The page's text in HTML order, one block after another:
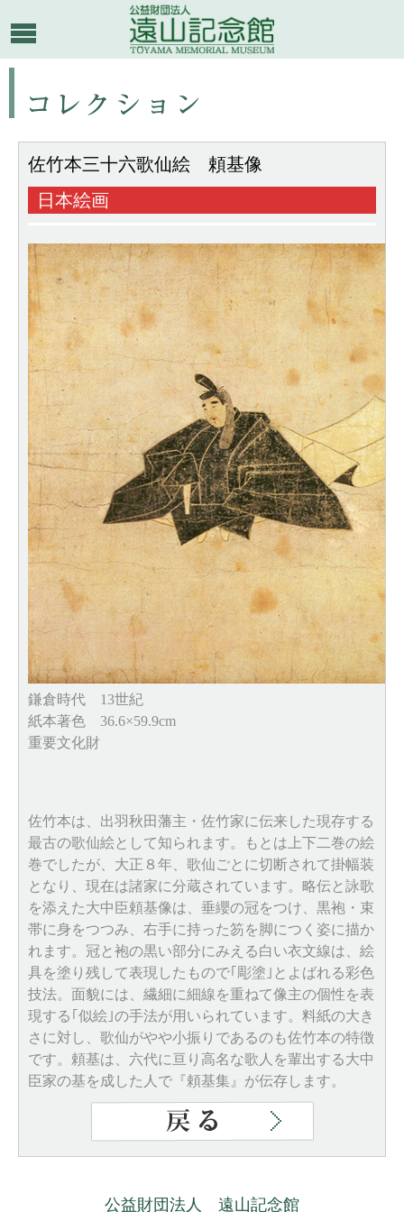
佐竹本三十六歌仙絵 頼基像
日本絵画
鎌倉時代 13世紀
紙本著色 36.6×59.9cm
重要文化財
佐竹本は、出羽秋田藩主・佐竹家に伝来した現存する
最古の歌仙絵として知られます。もとは上下二巻の絵
巻でしたが、大正８年、歌仙ごとに切断されて掛幅装
となり、現在は諸家に分蔵されています。略伝と詠歌
を添えた大中臣頼基像は、垂纓の冠をつけ、黒袍・束
帯に身をつつみ、右手に持った笏を脚につく姿に描か
れます。冠と袍の黒い部分にみえる白い衣文線は、絵
具を塗り残して表現したもので｢彫塗｣とよばれる彩色
技法。面貌には、繊細に細線を重ねて像主の個性を表
現する｢似絵｣の手法が用いられています。料紙の大き
さに対し、歌仙がやや小振りであるのも佐竹本の特徴
です。頼基は、六代に亘り高名な歌人を輩出する大中
臣家の基を成した人で『頼基集』が伝存します。
公益財団法人 遠山記念館